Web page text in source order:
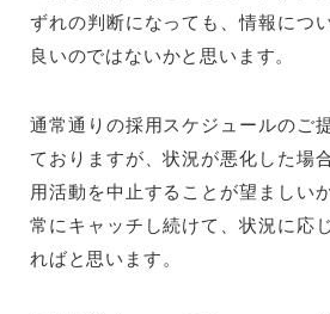
ずれの判断になっても、情報につ
良いのではないかと思います。
通常通りの採用スケジュールのご
ておりますが、状況が悪化した場
用活動を中止することが望ましい
常にキャッチし続けて、状況に応
ればと思います。